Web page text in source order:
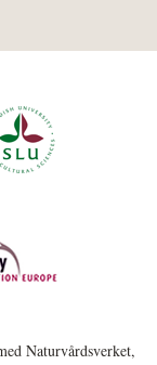
Naturvårdsverket,